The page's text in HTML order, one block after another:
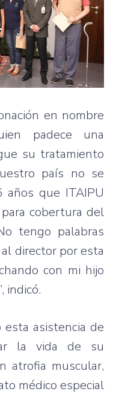
en nombre
padece una
su tratamiento
país no se
años que ITAIPU
cobertura del
tengo palabras
director por esta
con mi hijo
indicó.
esta asistencia de
la vida de su
atrofia muscular,
médico especial